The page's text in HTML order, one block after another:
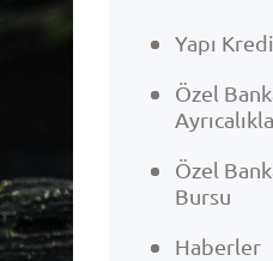
Yapı
Özel
Özel
Bursu
Haberler